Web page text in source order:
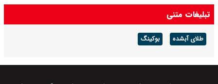
تبلیغات متنی
طلای آبشده بوکینگ